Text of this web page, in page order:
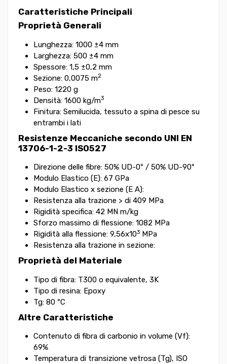
Caratteristiche Principali
Proprietà Generali
Lunghezza: 1000 ±4 mm
Larghezza: 500 ±4 mm
Spessore: 1,5 ±0,2 mm
Sezione: 0,0075 m2
Peso: 1220 g
Densità: 1600 kg/m3
Finitura: Semilucida, tessuto a spina di pesce su
entrambi i lati
Resistenze Meccaniche secondo UNI EN
13706-1-2-3 ISO527
Direzione delle fibre: 50% UD-0º / 50% UD-90º
Modulo Elastico (E): 67 GPa
Modulo Elastico x sezione (E A):
Resistenza alla trazione > di 409 MPa
Rigidità specifica: 42 MN m/kg
Sforzo massimo di flessione: 1082 MPa
Rigidità alla flessione: 9,56x103 MPa
Resistenza alla trazione in sezione:
Proprietà del Materiale
Tipo di fibra: T300 o equivalente, 3K
Tipo di resina: Epoxy
Tg: 80 ºC
Altre Caratteristiche
Contenuto di fibra di carbonio in volume (Vf):
69%
Temperatura di transizione vetrosa (Tg), ISO